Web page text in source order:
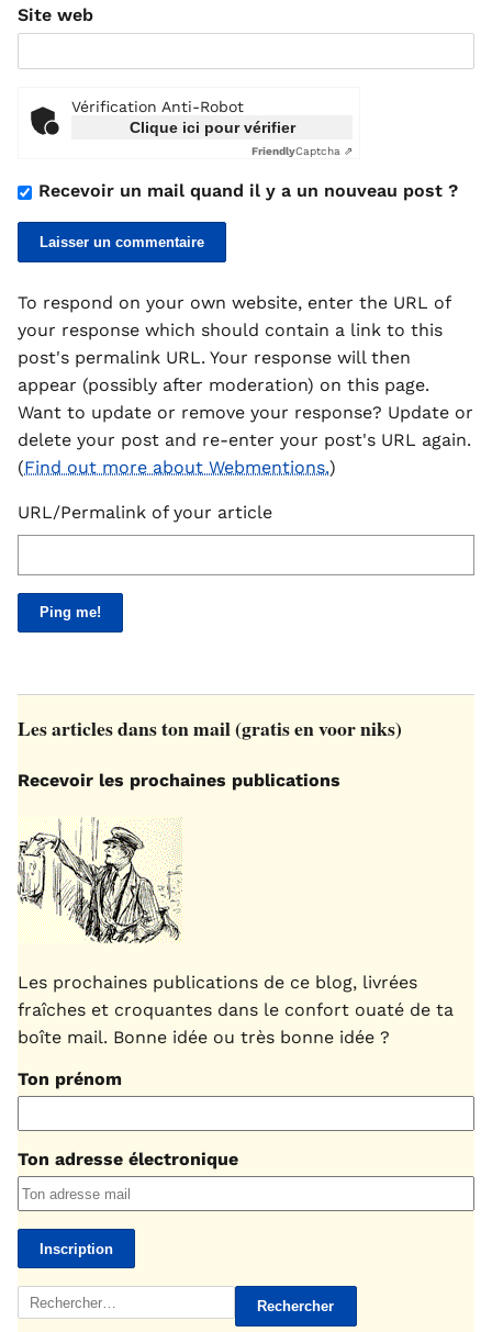
Site web
Vérification Anti-Robot
Clique ici pour vérifier
FriendlyCaptcha ⇗
Recevoir un mail quand il y a un nouveau post ?
To respond on your own website, enter the URL of
your response which should contain a link to this
post's permalink URL. Your response will then
appear (possibly after moderation) on this page.
Want to update or remove your response? Update or
delete your post and re-enter your post's URL again.
(Find out more about Webmentions.)
URL/Permalink of your article
Les articles dans ton mail (gratis en voor niks)
Recevoir les prochaines publications
Les prochaines publications de ce blog, livrées
fraîches et croquantes dans le confort ouaté de ta
boîte mail. Bonne idée ou très bonne idée ?
Ton prénom
Ton adresse électronique
Rechercher :